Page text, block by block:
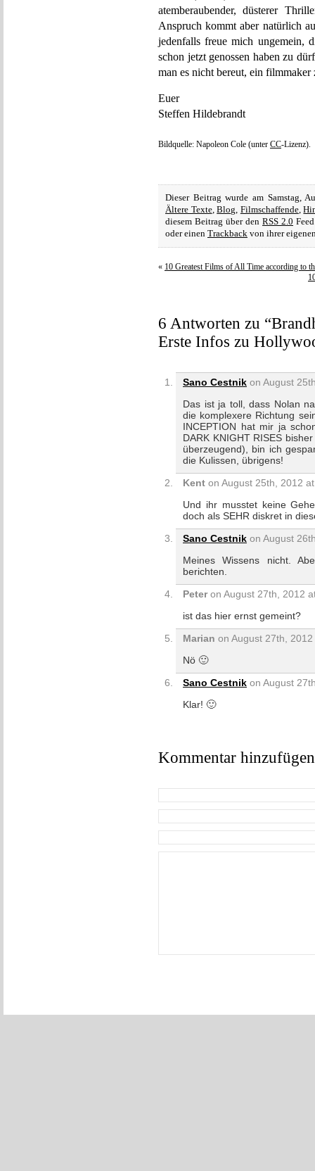
atemberaubender, düsterer
Anspruch kommt aber natürlich
jedenfalls freue mich ungemein,
schon jetzt genossen haben zu
man es nicht bereut, ein filmmaker
Euer
Steffen Hildebrandt
Bildquelle: Napoleon Cole (unter CC-Lizenz).
Dieser Beitrag wurde am Samstag,
Ältere Texte,Blog, Filmschaffende,
diesem Beitrag über den RSS 2.0
oder einen Trackback von ihrer
« 10 Greatest Films of All Time according to
6 Antworten zu
Erste Infos zu
Sano Cestnik on August
Das ist ja toll, dass Nolan
die komplexere Richtung
INCEPTION hat mir ja
DARK KNIGHT RISES
überzeugend), bin ich
die Kulissen, übrigens!
Kent on August 25th, 2012
Und ihr musstet keine
doch als SEHR diskret in
Sano Cestnik on August
Meines Wissens nicht.
berichten.
Peteron August 27th, 2012
ist das hier ernst gemeint?
Marian on August 27th,
Nö 🙂
Sano Cestnik on August
Klar! 🙂
Kommentar hinzufügen